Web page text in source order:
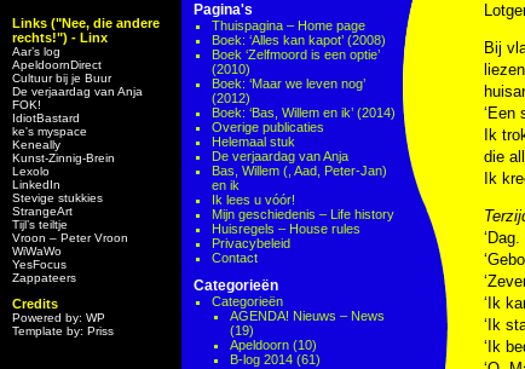
Links ("Nee, die andere
rechts!") - Linx
Aar’s log
ApeldoornDirect
Cultuur bij je Buur
De verjaardag van Anja
FOK!
IdiotBastard
ke's myspace
Keneally
Kunst-Zinnig-Brein
Lexolo
LinkedIn
Stevige stukkies
StrangeArt
Tijl’s teiltje
Vroon – Peter Vroon
WiWaWo
YesFocus
Zappateers
Credits
Powered by: WP
Template by: Priss
Pagina's
Thuispagina – Home page
Boek: ‘Alles kan kapot’ (2008)
Boek ‘Zelfmoord is een optie’
(2010)
Boek: ‘Maar we leven nog’
(2012)
Boek: ‘Bas, Willem en ik’ (2014)
Overige publicaties
Helemaal stuk
De verjaardag van Anja
Bas, Willem (, Aad, Peter-Jan)
en ik
Ik lees u vóór!
Mijn geschiedenis – Life history
Huisregels – House rules
Privacybeleid
Contact
Categorieën
Categorieën
AGENDA! Nieuws – News
(19)
Apeldoorn (10)
B-log 2014 (61)
Bij
‘Een
Ik
die
Ik
‘Ik
‘Ik
‘Ik